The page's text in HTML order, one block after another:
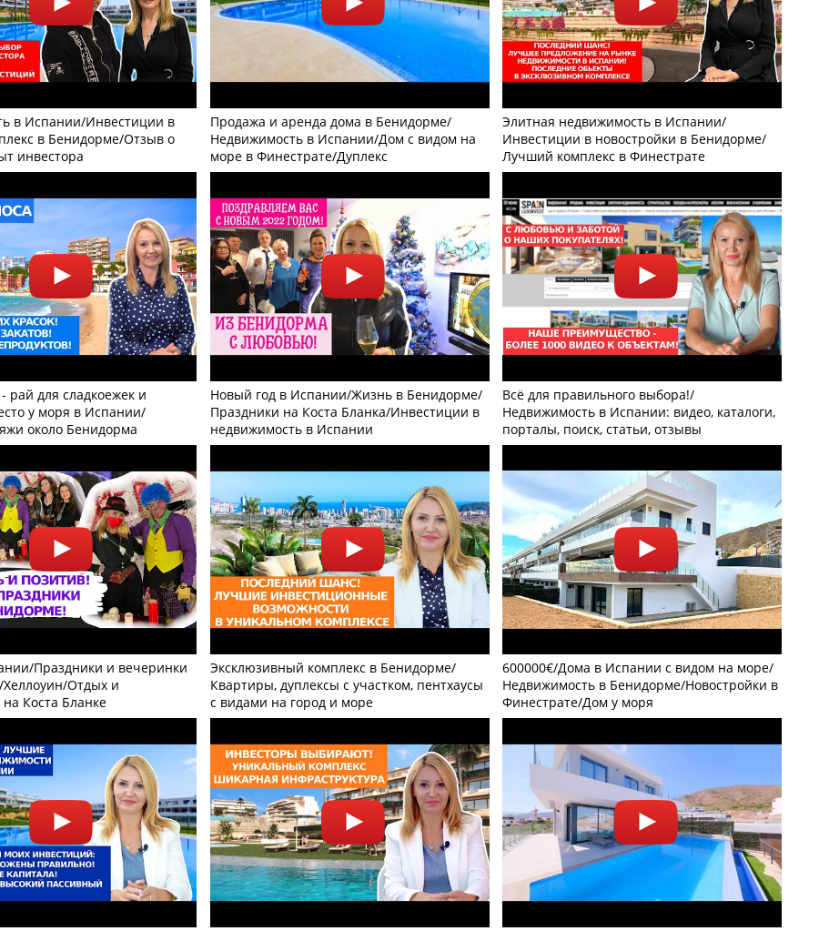
в Испании/Инвестиции в
в Бенидорме/Отзыв о
инвестора
Продажа и аренда дома в Бенидорме/
Недвижимость в Испании/Дом с видом на
море в Финестрате/Дуплекс
Элитная недвижимость в Испании/
Инвестиции в новостройки в Бенидорме/
Лучший комплекс в Финестрате
рай для сладкоежек и
у моря в Испании/
около Бенидорма
Новый год в Испании/Жизнь в Бенидорме/
Праздники на Коста Бланка/Инвестиции в
недвижимость в Испании
Всё для правильного выбора!/
Недвижимость в Испании: видео, каталоги,
порталы, поиск, статьи, отзывы
Праздники и вечеринки
Отдых и
Коста Бланке
Эксклюзивный комплекс в Бенидорме/
Квартиры, дуплексы с участком, пентхаусы
с видами на город и море
600000€/Дома в Испании с видом на море/
Недвижимость в Бенидорме/Новостройки в
Финестрате/Дом у моря